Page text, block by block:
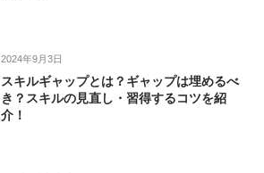
2024年9月3日
スキルギャップとは？ギャップは埋めるべ
き？スキルの見直し・習得するコツを紹
介！